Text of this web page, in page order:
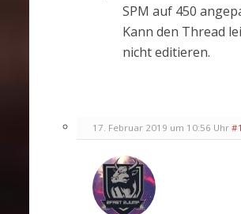
SPM auf 450
Kann den Thread
nicht editieren.
17. Februar 2019 um 10:56 Uhr